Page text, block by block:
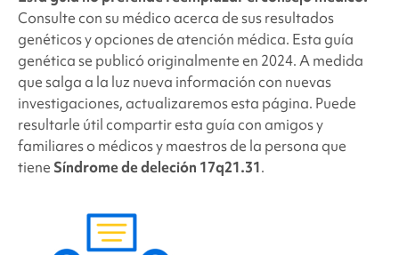
Consulte con su médico acerca de sus resultados
genéticos y opciones de atención médica. Esta guía
genética se publicó originalmente en 2024. A medida
que salga a la luz nueva información con nuevas
investigaciones, actualizaremos esta página. Puede
resultarle útil compartir esta guía con amigos y
familiares o médicos y maestros de la persona que
tiene Síndrome de deleción 17q21.31.